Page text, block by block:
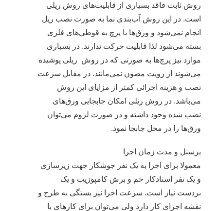
روش ثابت فاقد بسیاری از قابلیت‌های روش ریلی
است. در این روش آب‌بندی نما به صورت نصب ریل
انجام نمی‌شود و ورق‌ها با پرچ به قوطی‌های فلزی
بسته می‌شود لذا قابلیت حرکت ندارند. در بسیاری
موارد نیز پرچ‌ها به صورتی که در روش ریلی پوشیده
می‌شوند از رویت مصون نمی‌مانند. در مقابل سرعت
نصب و هزینه اجرائی کمتر از مزایای این روش
می‌باشد. در روش ریلی امکان جابجایی ورق‌های
نصب شده وجود داشته و در صورت لزوم می‌توان
ورق‌ها را در محل جابجا نمود.
پرسنل و مدت زمان اجرا
معمولا برای اجرا به یک نفر جوشکار جهت زیرسازی
و یک نفر استادکار خم و برش کامپوزیت و یک
بردست نیاز است. سرعت اجرا نیز بستگی به طرح و
نقشه اجرای کار دارد ولی می‌توان برای کارهای با